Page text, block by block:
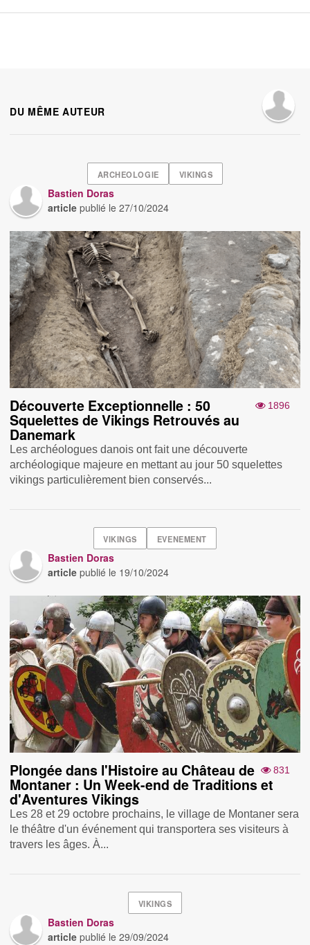
DU MÊME AUTEUR
ARCHEOLOGIE VIKINGS
Bastien Doras
article publié le27/10/2024
1896
Découverte Exceptionnelle : 50
Squelettes de Vikings Retrouvés au
Danemark
Les archéologues danois ont fait une découverte
archéologique majeure en mettant au jour 50 squelettes
vikings particulièrement bien conservés...
VIKINGS EVENEMENT
Bastien Doras
article publié le 19/10/2024
831
Plongée dans l'Histoire au Château de
Montaner : Un Week-end de Traditions et
d'Aventures Vikings
Les 28 et 29 octobre prochains, le village de Montaner sera
le théâtre d'un événement qui transportera ses visiteurs à
travers les âges. À...
VIKINGS
Bastien Doras
article publié le29/09/2024